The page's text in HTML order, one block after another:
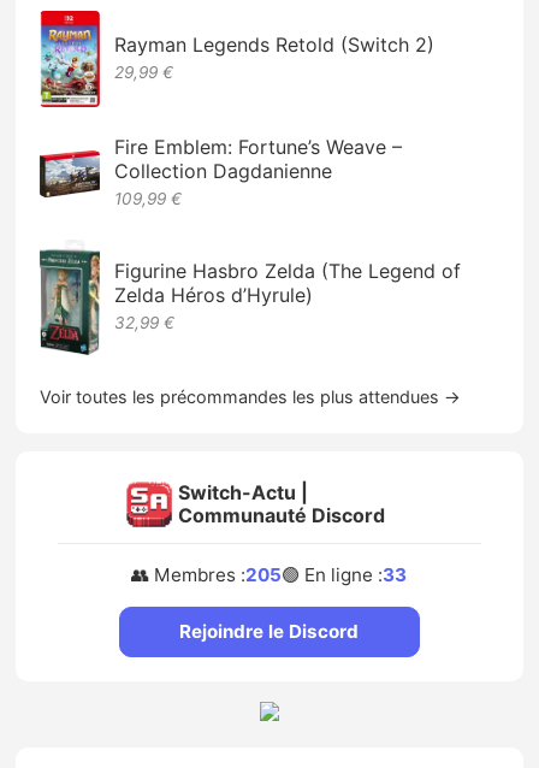
Rayman Legends Retold (Switch 2)
29,99 €
Fire Emblem: Fortune’s Weave –
Collection Dagdanienne
109,99 €
Figurine Hasbro Zelda (The Legend of
Zelda Héros d’Hyrule)
32,99 €
Voir toutes les précommandes les plus attendues →
Switch-Actu |
Communauté Discord
👥 Membres :205🟢 En ligne :33
Rejoindre le Discord